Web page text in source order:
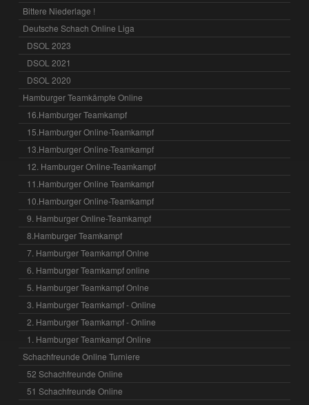
Bittere Niederlage !
Deutsche Schach Online Liga
DSOL 2023
DSOL 2021
DSOL 2020
Hamburger Teamkämpfe Online
16.Hamburger Teamkampf
15.Hamburger Online-Teamkampf
13.Hamburger Online-Teamkampf
12. Hamburger Online-Teamkampf
11.Hamburger Online Teamkampf
10.Hamburger Online-Teamkampf
9. Hamburger Online-Teamkampf
8.Hamburger Teamkampf
7. Hamburger Teamkampf Onlne
6. Hamburger Teamkampf online
5. Hamburger Teamkampf Onlne
3. Hamburger Teamkampf - Online
2. Hamburger Teamkampf - Online
1. Hamburger Teamkampf Online
Schachfreunde Online Turniere
52 Schachfreunde Online
51 Schachfreunde Online